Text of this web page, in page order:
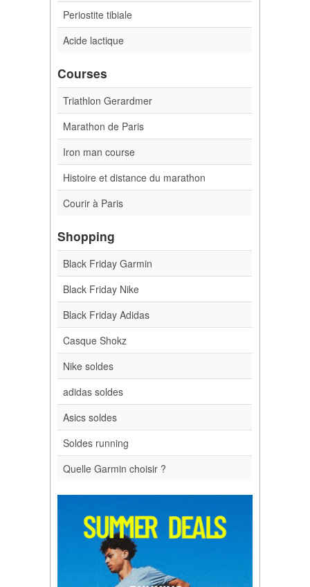
Periostite tibiale
Acide lactique
Courses
Triathlon Gerardmer
Marathon de Paris
Iron man course
Histoire et distance du marathon
Courir à Paris
Shopping
Black Friday Garmin
Black Friday Nike
Black Friday Adidas
Casque Shokz
Nike soldes
adidas soldes
Asics soldes
Soldes running
Quelle Garmin choisir ?